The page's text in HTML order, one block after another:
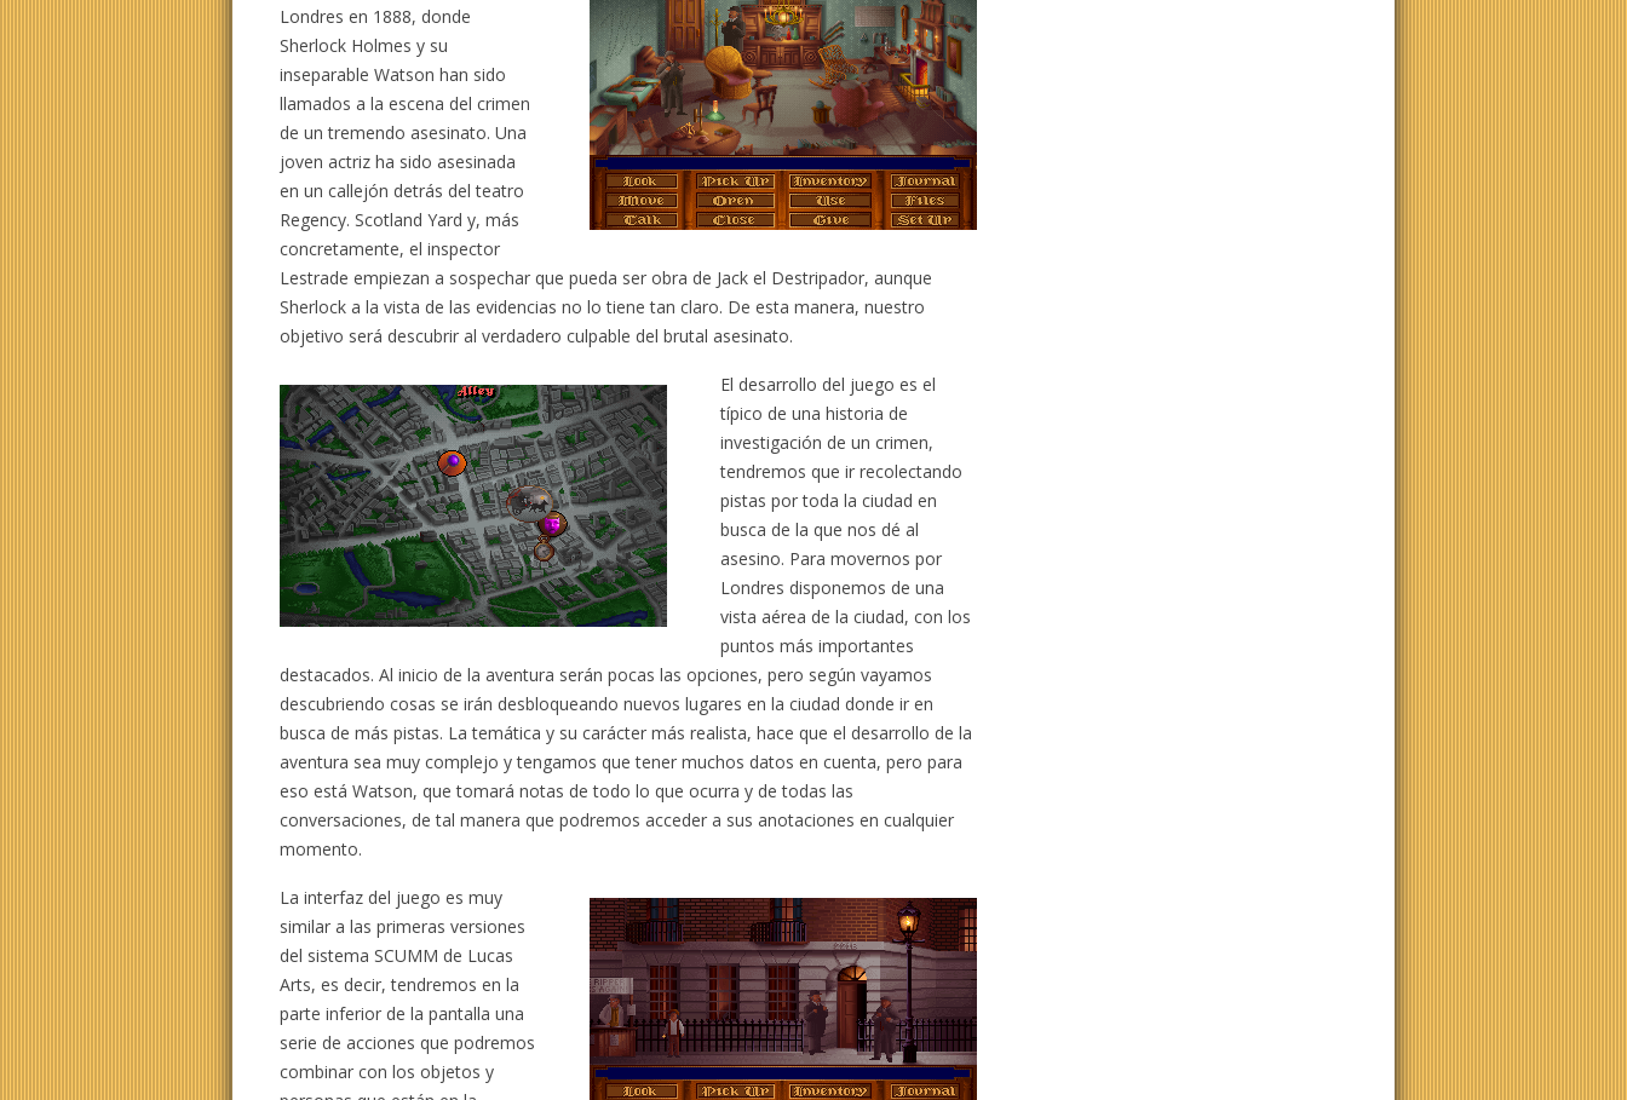
Londres en 1888, donde
Sherlock Holmes y su
inseparable Watson han sido
llamados a la escena del crimen
de un tremendo asesinato. Una
joven actriz ha sido asesinada
en un callejón detrás del teatro
Regency. Scotland Yard y, más
concretamente, el inspector
Lestrade empiezan a sospechar que pueda ser obra de Jack el Destripador, aunque
Sherlock a la vista de las evidencias no lo tiene tan claro. De esta manera, nuestro
objetivo será descubrir al verdadero culpable del brutal asesinato.
El desarrollo del juego es el
típico de una historia de
investigación de un crimen,
tendremos que ir recolectando
pistas por toda la ciudad en
busca de la que nos dé al
asesino. Para movernos por
Londres disponemos de una
vista aérea de la ciudad, con los
puntos más importantes
destacados. Al inicio de la aventura serán pocas las opciones, pero según vayamos
descubriendo cosas se irán desbloqueando nuevos lugares en la ciudad donde ir en
busca de más pistas. La temática y su carácter más realista, hace que el desarrollo de la
aventura sea muy complejo y tengamos que tener muchos datos en cuenta, pero para
eso está Watson, que tomará notas de todo lo que ocurra y de todas las
conversaciones, de tal manera que podremos acceder a sus anotaciones en cualquier
momento.
La interfaz del juego es muy
similar a las primeras versiones
del sistema SCUMM de Lucas
Arts, es decir, tendremos en la
parte inferior de la pantalla una
serie de acciones que podremos
combinar con los objetos y